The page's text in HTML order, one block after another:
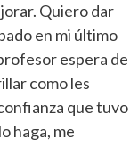
Quiero dar
en mi último
espera de
como les
que tuvo
haga, me